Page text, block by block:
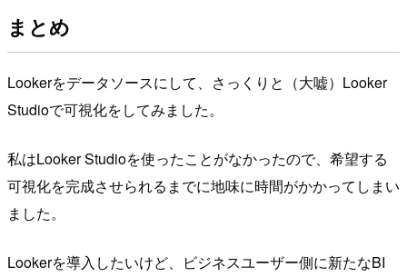
まとめ
Lookerをデータソースにして、さっくりと（大嘘）Looker
Studioで可視化をしてみました。
私はLooker Studioを使ったことがなかったので、希望する
可視化を完成させられるまでに地味に時間がかかってしまい
ました。
Lookerを導入したいけど、ビジネスユーザー側に新たなBI